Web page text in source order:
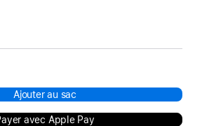
Ajouter au sac
avec Apple Pay